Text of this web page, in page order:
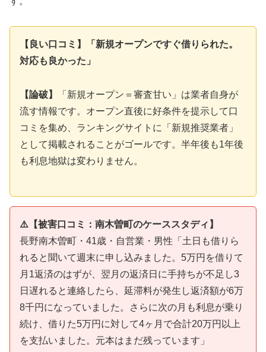
【良い口コミ】「新規オープンですぐ借りられた。
対応も良かった」
【論破】
「新規オープン＝審査甘い」は業者自身が
流す情報です。オープン直後に好条件を提示して口
コミを集め、ランキングサイトに「新規推奨業者」
として掲載されることがゴールです。半年後も1年後
も利息地獄は変わりません。
⚠️【被害口コミ：南木曽町のケーススタディ】
長野南木曽町・41歳・自営業・男性「土日も借りら
れると聞いて週末に申し込みました。5万円を借りて
月1返済のはずが、翌月の返済日に手持ちが不足し3
日遅れると連絡したら、延滞料が発生し返済額が6万
8千円になっていました。さらに次の月も利息が乗り
続け、借りた5万円に対して4ヶ月で合計20万円以上
を支払いました。元本はまだ残っています」